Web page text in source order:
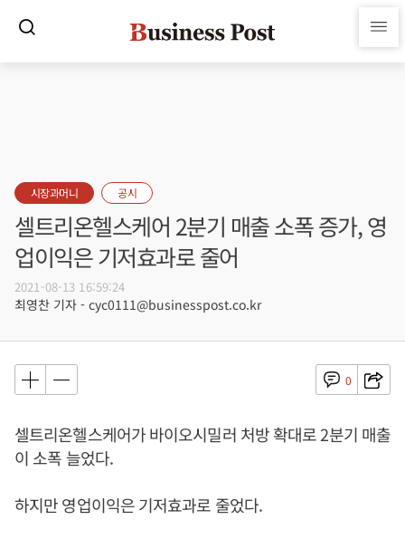
시장과머니 공시
셀트리온헬스케어 2분기 매출 소폭 증가, 영
업이익은 기저효과로 줄어
2021-08-13 16:59:24
최영찬 기자 - cyc0111@businesspost.co.kr
0
셀트리온헬스케어가 바이오시밀러 처방 확대로 2분기 매출
이 소폭 늘었다.
하지만 영업이익은 기저효과로 줄었다.